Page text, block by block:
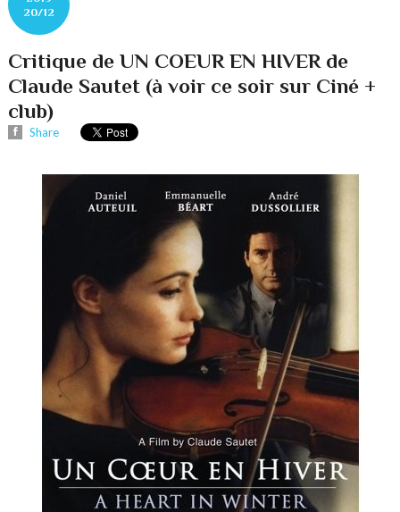
20/12
Critique de UN COEUR EN HIVER de
Claude Sautet (à voir ce soir sur Ciné +
club)
Share